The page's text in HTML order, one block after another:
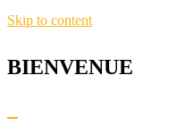
Skip to content
BIENVENUE​